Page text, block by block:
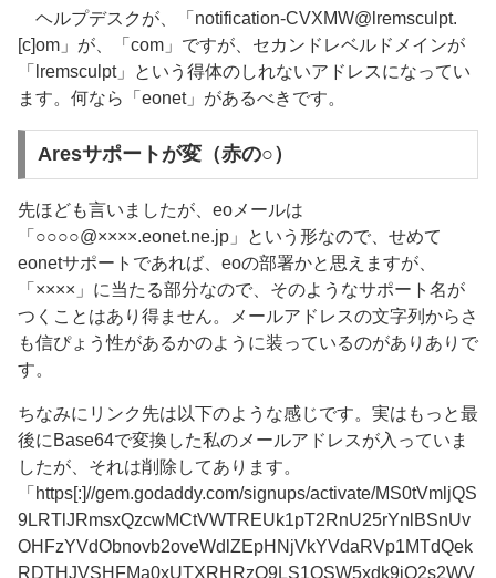
ヘルプデスクが、「notification-CVXMW@lremsculpt.
[c]om」が、「com」ですが、セカンドレベルドメインが
「lremsculpt」という得体のしれないアドレスになってい
ます。何なら「eonet」があるべきです。
Aresサポートが変（赤の○）
先ほども言いましたが、eoメールは
「○○○○@××××.eonet.ne.jp」という形なので、せめて
eonetサポートであれば、eoの部署かと思えますが、
「××××」に当たる部分なので、そのようなサポート名が
つくことはあり得ません。メールアドレスの文字列からさ
も信ぴょう性があるかのように装っているのがありありで
す。
ちなみにリンク先は以下のような感じです。実はもっと最
後にBase64で変換した私のメールアドレスが入っていま
したが、それは削除してあります。
「https[:]//gem.godaddy.com/signups/activate/MS0tVmljQS
9LRTlJRmsxQzcwMCtVWTREUk1pT2RnU25rYnlBSnUv
OHFzYVdObnovb2oveWdlZEpHNjVkYVdaRVp1MTdQek
RDTHJVSHFMa0xUTXRHRzQ9LS1OSW5xdk9jQ2s2WV